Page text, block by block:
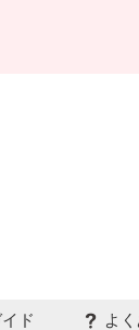
ド よ